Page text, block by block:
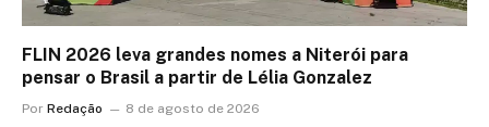
FLIN 2026 leva grandes nomes a Niterói para
pensar o Brasil a partir de Lélia Gonzalez
Por Redação 8 de agosto de 2026